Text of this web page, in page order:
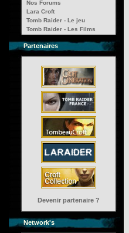
Nos Forums
Lara Croft
Tomb Raider - Le jeu
Tomb Raider - Les Films
Partenaires
Devenir partenaire ?
Network's